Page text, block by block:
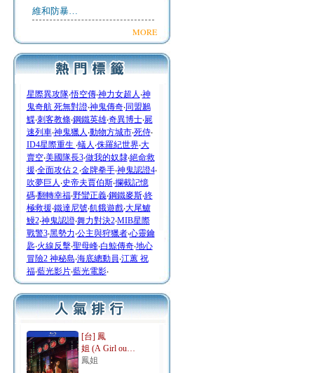
維和防暴…
MORE
星際異攻隊‧悟空傳‧神力女超人 ‧神
鬼奇航 死無對證‧神鬼傳奇‧同盟鶼
鰈‧刺客教條‧鋼鐵英雄‧奇異博士‧屍
速列車‧神鬼獵人 ‧動物方城市‧死侍‧
ID4星際重生 ‧蟻人 ‧侏羅紀世界‧大
賣空‧美國隊長3‧做我的奴隸‧絕命救
援‧全面攻佔２ ‧金牌拳手‧神鬼認證4‧
吹夢巨人 ‧史帝夫賈伯斯‧攔截記憶
碼‧翻轉幸福‧野蠻正義‧鋼鐵麥斯‧終
極救援‧鐵達尼號‧飢餓遊戲‧大尾鱸
鰻2‧神鬼認證‧舞力對決2‧MIB星際
戰警3‧黑勢力‧公主與狩獵者‧心靈鑰
匙‧火線反擊‧聖母峰‧白鯨傳奇‧地心
冒險2 神秘島‧海底總動員‧江蕙 祝
福‧藍光影片‧藍光電影‧
[台] 鳳
姐 (A Girl ou…
鳳姐